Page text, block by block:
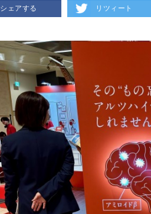
シェアする リツィート